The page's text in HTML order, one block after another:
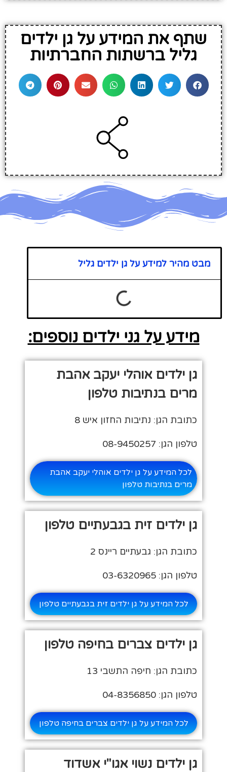
שתף את המידע על גן ילדים
גליל ברשתות החברתיות
מבט מהיר למידע על גן ילדים גליל
מידע על גני ילדים נוספים:
גן ילדים אוהלי יעקב אהבת
מרים בנתיבות טלפון
כתובת הגן: נתיבות החזון איש 8
טלפון הגן: 08-9450257
לכל המידע על גן ילדים אוהלי יעקב אהבת
מרים בנתיבות טלפון
גן ילדים זית בגבעתיים טלפון
כתובת הגן: גבעתיים ריינס 2
טלפון הגן: 03-6320965
לכל המידע על גן ילדים זית בגבעתיים טלפון
גן ילדים צברים בחיפה טלפון
כתובת הגן: חיפה התשבי 13
טלפון הגן: 04-8356850
לכל המידע על גן ילדים צברים בחיפה טלפון
גן ילדים נשוי אגו"י אשדוד